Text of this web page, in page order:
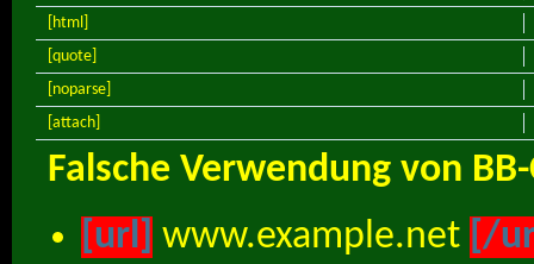
[html]
[quote]
[noparse]
[attach]
Falsche Verwendung von
[url] www.example.net [/